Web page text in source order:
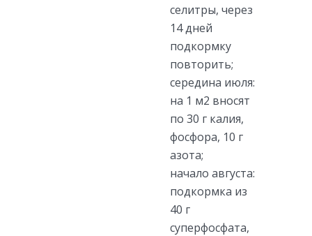
селитры, через
14 дней
подкормку
повторить;
середина июля:
на 1 м2 вносят
по 30 г калия,
фосфора, 10 г
азота;
начало августа:
подкормка из
40 г
суперфосфата,